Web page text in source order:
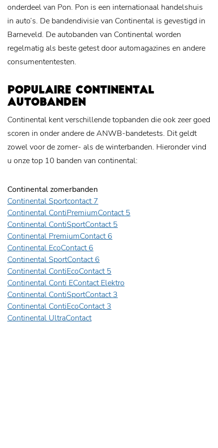
onderdeel van Pon. Pon is een internationaal handelshuis
in auto’s. De bandendivisie van Continental is gevestigd in
Barneveld. De autobanden van Continental worden
regelmatig als beste getest door automagazines en andere
consumententesten.
POPULAIRE CONTINENTAL
AUTOBANDEN
Continental kent verschillende topbanden die ook zeer goed
scoren in onder andere de ANWB-bandetests. Dit geldt
zowel voor de zomer- als de winterbanden. Hieronder vind
u onze top 10 banden van continental:
Continental zomerbanden
Continental Sportcontact 7
Continental ContiPremiumContact 5
Continental ContiSportContact 5
Continental PremiumContact 6
Continental EcoContact 6
Continental SportContact 6
Continental ContiEcoContact 5
Continental Conti EContact Elektro
Continental ContiSportContact 3
Continental ContiEcoContact 3
Continental UltraContact